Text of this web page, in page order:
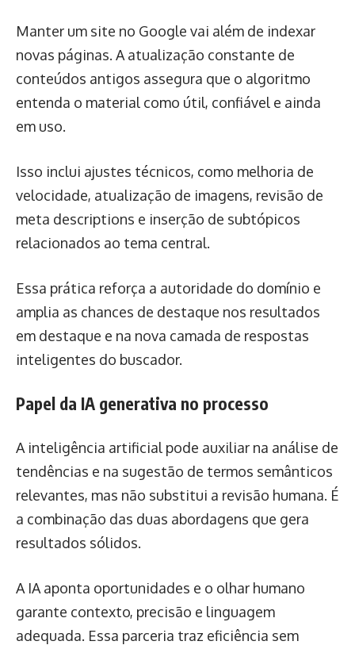
Manter um site no Google vai além de indexar
novas páginas. A atualização constante de
conteúdos antigos assegura que o algoritmo
entenda o material como útil, confiável e ainda
em uso.
Isso inclui ajustes técnicos, como melhoria de
velocidade, atualização de imagens, revisão de
meta descriptions e inserção de subtópicos
relacionados ao tema central.
Essa prática reforça a autoridade do domínio e
amplia as chances de destaque nos resultados
em destaque e na nova camada de respostas
inteligentes do buscador.
Papel da IA generativa no processo
A inteligência artificial pode auxiliar na análise de
tendências e na sugestão de termos semânticos
relevantes, mas não substitui a revisão humana. É
a combinação das duas abordagens que gera
resultados sólidos.
A IA aponta oportunidades e o olhar humano
garante contexto, precisão e linguagem
adequada. Essa parceria traz eficiência sem